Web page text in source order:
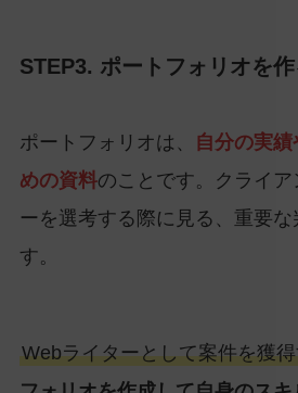
STEP3. ポートフォリオを作
ポートフォリオは、
自分の実
めの資料のことです。クライア
ーを選考する際に見る、重要な
す。
Webライターとして案件を獲